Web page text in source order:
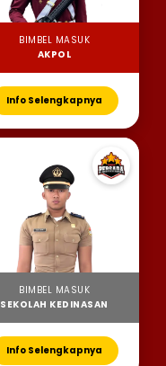
BIMBEL MASUK
AKPOL
Info Selengkapnya
BIMBEL MASUK
SEKOLAH KEDINASAN
Info Selengkapnya